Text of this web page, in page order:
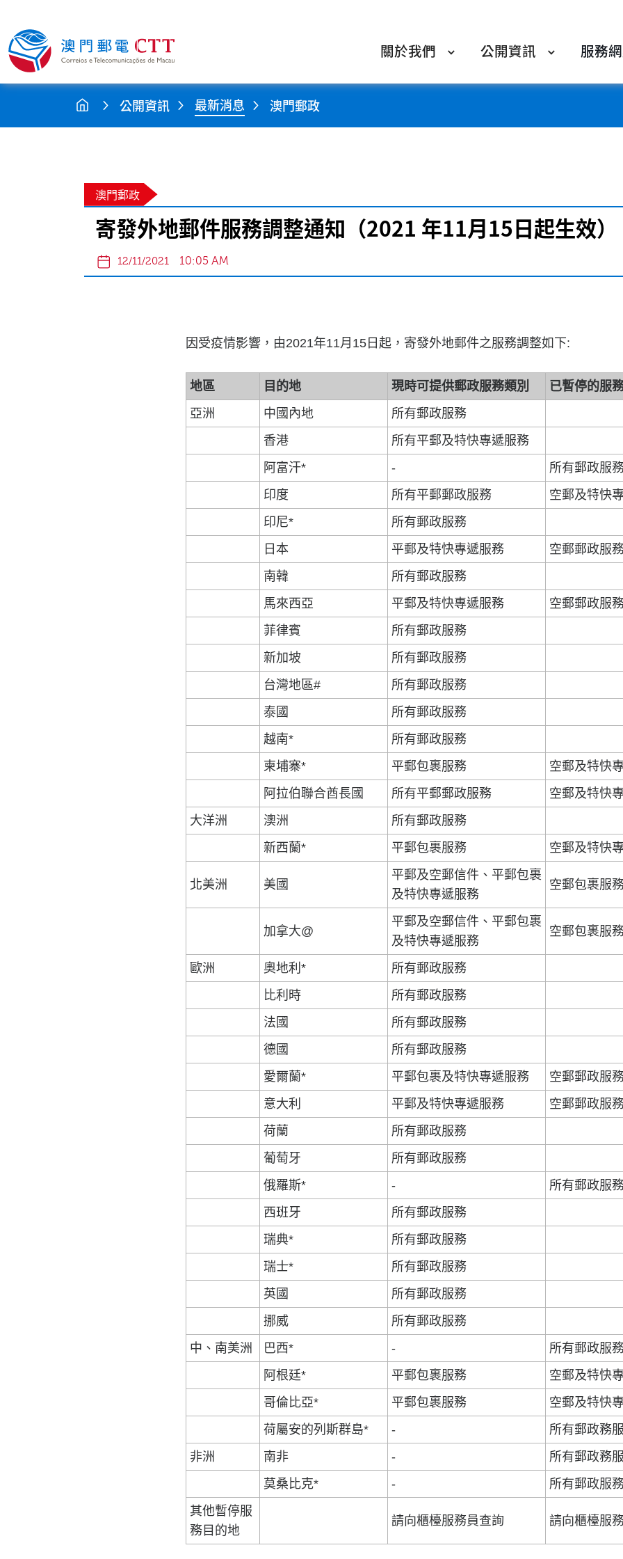
關於我們 公開資訊 服務
公開資訊 最新消息 澳門郵政
澳門郵政
寄發外地郵件服務調整通知（2021 年11月15日起生效）
12/11/2021 10:05 AM
因受疫情影響，由2021年11月15日起，寄發外地郵件之服務調整如下:
地區 目的地 現時可提供郵政服務類別
已暫停的服
亞洲
中國內地
所有郵政服務
香港
所有平郵及特快專遞服務
阿富汗*
-
所有郵政服
印度
所有平郵郵政服務
空郵及特快
印尼*
所有郵政服務
日本
平郵及特快專遞服務
空郵郵政服
南韓
所有郵政服務
馬來西亞
平郵及特快專遞服務
空郵郵政服
菲律賓
所有郵政服務
新加坡
所有郵政服務
台灣地區#
所有郵政服務
泰國
所有郵政服務
越南*
所有郵政服務
柬埔寨*
平郵包裹服務
空郵及特快
阿拉伯聯合酋長國
所有平郵郵政服務
空郵及特快
大洋洲
澳洲
所有郵政服務
新西蘭*
平郵包裹服務 空郵及特快
北美洲 美國
平郵及空郵信件、平郵包裹
及特快專遞服務
空郵包裹服
加拿大@
平郵及空郵信件、平郵包裹
及特快專遞服務
空郵包裹服
歐洲 奧地利*
所有郵政服務
比利時
所有郵政服務
法國
所有郵政服務
德國
所有郵政服務
愛爾蘭*
平郵包裹及特快專遞服務
空郵郵政服
意大利
平郵及特快專遞服務
空郵郵政服
荷蘭
所有郵政服務
葡萄牙
所有郵政服務
俄羅斯*
-
所有郵政服
西班牙
所有郵政服務
瑞典*
所有郵政服務
瑞士*
所有郵政服務
英國
所有郵政服務
挪威
所有郵政服務
中、南美洲
巴西* -
所有郵政服
阿根廷*
平郵包裹服務
空郵及特快
哥倫比亞*
平郵包裹服務
空郵及特快
荷屬安的列斯群島*
-
所有郵政務服
非洲
南非 -
所有郵政務服
莫桑比克*
-
所有郵政服
其他暫停服
務目的地
請向櫃檯服務員查詢 請向櫃檯服